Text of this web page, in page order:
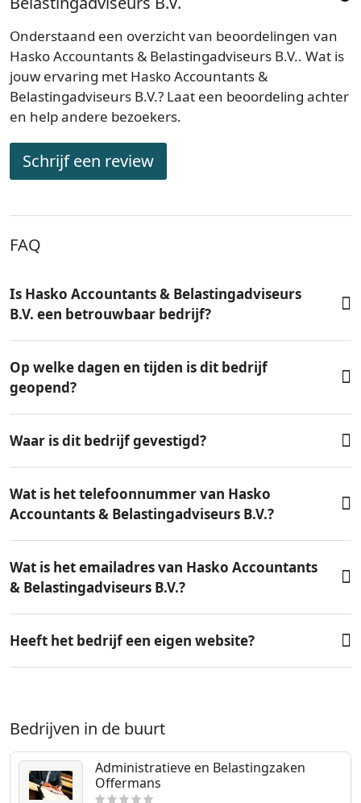
Onderstaand een overzicht van beoordelingen van
Hasko Accountants & Belastingadviseurs B.V.. Wat is
jouw ervaring met Hasko Accountants &
Belastingadviseurs B.V.? Laat een beoordeling achter
en help andere bezoekers.
Schrijf een review
FAQ
Is Hasko Accountants & Belastingadviseurs
B.V. een betrouwbaar bedrijf?
Op welke dagen en tijden is dit bedrijf
geopend?
Waar is dit bedrijf gevestigd?
Wat is het telefoonnummer van Hasko
Accountants & Belastingadviseurs B.V.?
Wat is het emailadres van Hasko Accountants
& Belastingadviseurs B.V.?
Heeft het bedrijf een eigen website?
Bedrijven in de buurt
Administratieve en Belastingzaken
Offermans